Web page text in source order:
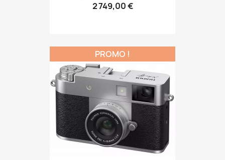
2 749,00 €
PROMO !